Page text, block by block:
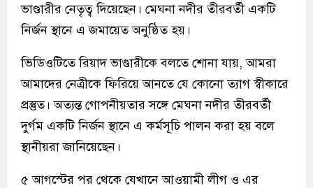
ভাণ্ডারীর নেতৃত্ব দিয়েছেন। মেঘনা নদীর তীরবর্তী একটি
নির্জন স্থানে এ জমায়েত অনুষ্ঠিত হয়।
ভিডিওটিতে রিয়াদ ভাণ্ডারীকে বলতে শোনা যায়, আমরা
আমাদের নেত্রীকে ফিরিয়ে আনতে যে কোনো ত্যাগ স্বীকারে
প্রস্তুত। অত্যন্ত গোপনীয়তার সঙ্গে মেঘনা নদীর তীরবর্তী
দুর্গম একটি নির্জন স্থানে এ কর্মসূচি পালন করা হয় বলে
স্থানীয়রা জানিয়েছেন।
৫ আগস্টের পর থেকে যেখানে আওয়ামী লীগ ও এর